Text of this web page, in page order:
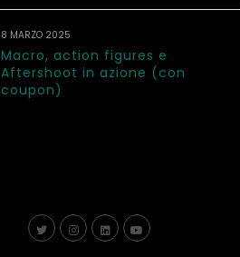
8 MARZO 2025
Macro, action figures e
Aftershoot in azione (con
coupon)